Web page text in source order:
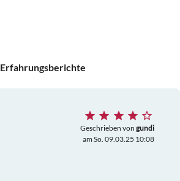
Erfahrungsberichte
Geschrieben von gundi
am So. 09.03.25 10:08